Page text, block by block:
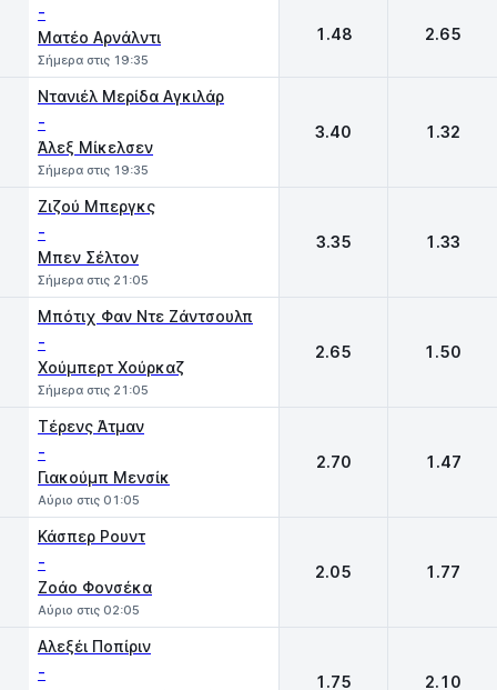
-
Ματέο Αρνάλντι
Σήμερα στις 19:35
1.48 2.65
Ντανιέλ Μερίδα Αγκιλάρ
-
Άλεξ Μίκελσεν
Σήμερα στις 19:35
3.40 1.32
Ζιζού Μπεργκς
-
Μπεν Σέλτον
Σήμερα στις 21:05
3.35 1.33
Μπότιχ Φαν Ντε Ζάντσουλπ
-
Χούμπερτ Χούρκαζ
Σήμερα στις 21:05
2.65 1.50
Τέρενς Άτμαν
-
Γιακούμπ Μενσίκ
Αύριο στις 01:05
2.70 1.47
Κάσπερ Ρουντ
-
Ζοάο Φονσέκα
Αύριο στις 02:05
2.05 1.77
Αλεξέι Ποπίριν
- 1.75 2.10